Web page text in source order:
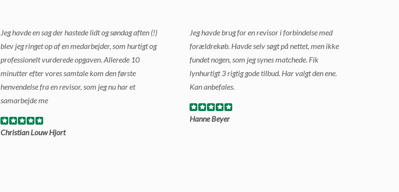
Jeg havde en sag der hastede lidt og søndag aften (!)
blev jeg ringet op af en medarbejder, som hurtigt og
professionelt vurderede opgaven. Allerede 10
minutter efter vores samtale kom den første
henvendelse fra en revisor, som jeg nu har et
samarbejde me
Christian Louw Hjort
Jeg havde brug for en revisor i forbindelse med
forældrekøb. Havde selv søgt på nettet, men ikke
fundet nogen, som jeg synes matchede. Fik
lynhurtigt 3 rigtig gode tilbud. Har valgt den ene.
Kan anbefales.
Hanne Beyer